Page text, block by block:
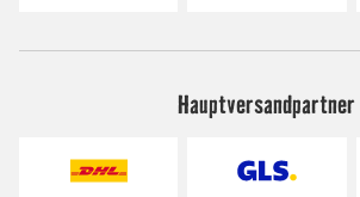
Hauptversandpartner